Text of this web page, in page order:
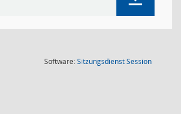
Software:SitzungsdienstSession(Wird in